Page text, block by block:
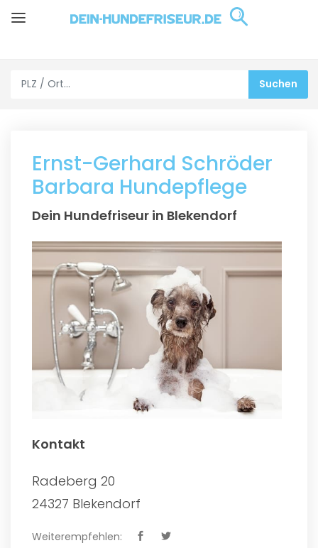
Ernst-Gerhard Schröder
Barbara Hundepflege
Dein Hundefriseur in Blekendorf
Kontakt
Radeberg 20
24327 Blekendorf
Weiterempfehlen: